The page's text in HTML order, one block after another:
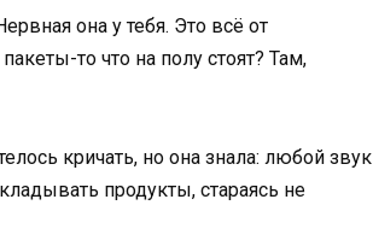
она у тебя. Это всё от
то что на полу стоят? Там,
кричать, но она знала: любой звук
продукты, стараясь не